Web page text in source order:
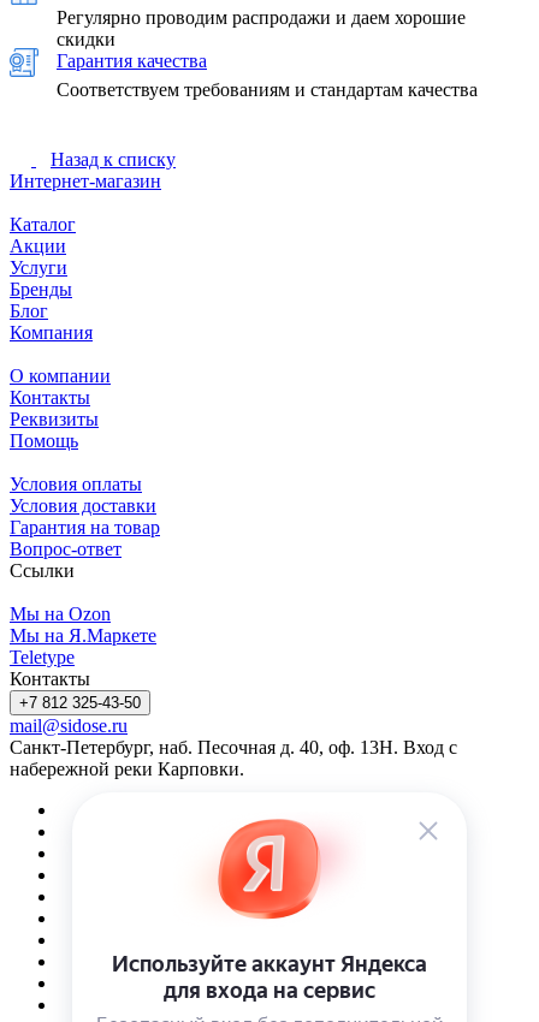
Регулярно проводим распродажи и даем хорошие
скидки
Гарантия качества
Соответствуем требованиям и стандартам качества
Назад к списку
Интернет-магазин
Каталог
Акции
Услуги
Бренды
Блог
Компания
О компании
Контакты
Реквизиты
Помощь
Условия оплаты
Условия доставки
Гарантия на товар
Вопрос-ответ
Ссылки
Мы на Ozon
Мы на Я.Маркете
Teletype
Контакты
+7 812 325-43-50
mail@sidose.ru
Санкт-Петербург, наб. Песочная д. 40, оф. 13Н. Вход с
набережной реки Карповки.